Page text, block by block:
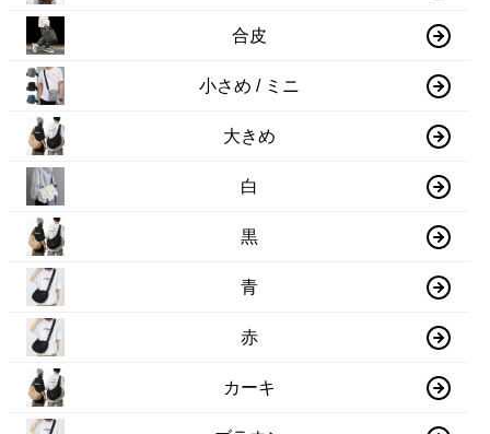
合皮
小さめ / ミニ
大きめ
白
黒
青
赤
カーキ